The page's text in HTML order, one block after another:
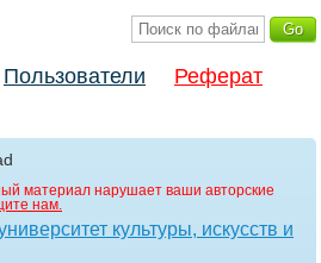
Пользователи
Реферат
материал нарушает ваши авторские
нам.
культуры, искусств и